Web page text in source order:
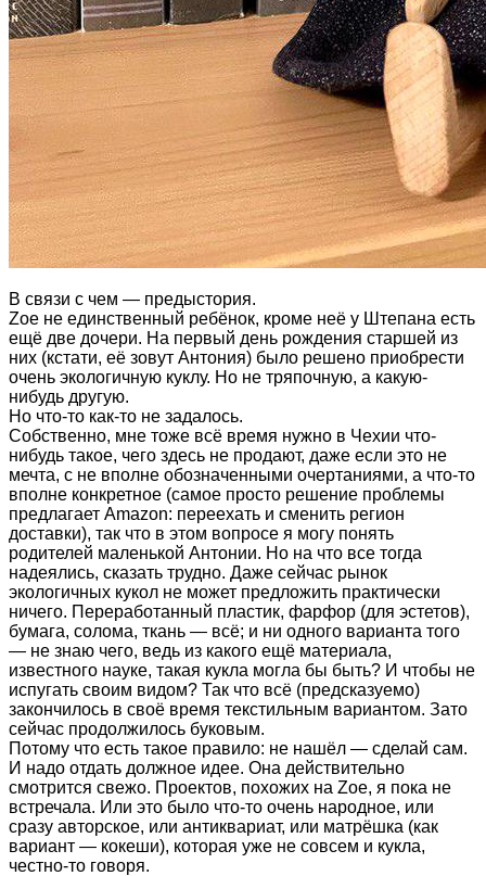
В связи с чем — предыстория.
Zoe не единственный ребёнок, кроме неё у Штепана есть
ещё две дочери. На первый день рождения старшей из
них (кстати, её зовут Антония) было решено приобрести
очень экологичную куклу. Но не тряпочную, а какую-
нибудь другую.
Но что-то как-то не задалось.
Собственно, мне тоже всё время нужно в Чехии что-
нибудь такое, чего здесь не продают, даже если это не
мечта, с не вполне обозначенными очертаниями, а что-то
вполне конкретное (самое просто решение проблемы
предлагает Amazon: переехать и сменить регион
доставки), так что в этом вопросе я могу понять
родителей маленькой Антонии. Но на что все тогда
надеялись, сказать трудно. Даже сейчас рынок
экологичных кукол не может предложить практически
ничего. Переработанный пластик, фарфор (для эстетов),
бумага, солома, ткань — всё; и ни одного варианта того
— не знаю чего, ведь из какого ещё материала,
известного науке, такая кукла могла бы быть? И чтобы не
испугать своим видом? Так что всё (предсказуемо)
закончилось в своё время текстильным вариантом. Зато
сейчас продолжилось буковым.
Потому что есть такое правило: не нашёл — сделай сам.
И надо отдать должное идее. Она действительно
смотрится свежо. Проектов, похожих на Zoe, я пока не
встречала. Или это было что-то очень народное, или
сразу авторское, или антиквариат, или матрёшка (как
вариант — кокеши), которая уже не совсем и кукла,
честно-то говоря.